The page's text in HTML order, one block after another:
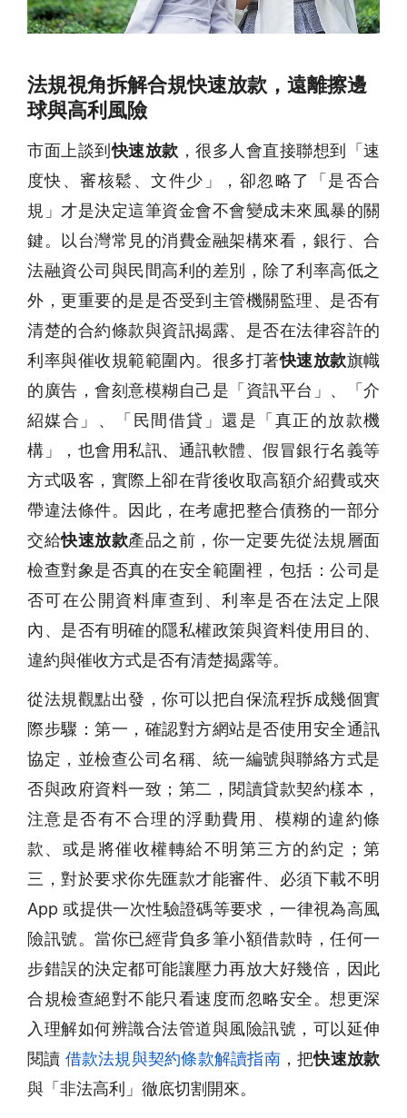
法規視角拆解合規快速放款，遠離擦邊
球與高利風險
市面上談到快速放款 ，很多人會直接聯想到「速
度快、審核鬆、文件少」，卻忽略了「是否合
規」才是決定這筆資金會不會變成未來風暴的關
鍵。以台灣常見的消費金融架構來看，銀行、合
法融資公司與民間高利的差別，除了利率高低之
外，更重要的是是否受到主管機關監理、是否有
清楚的合約條款與資訊揭露、是否在法律容許的
利率與催收規範範圍內。很多打著快速放款旗幟
的廣告，會刻意模糊自己是「資訊平台」、「介
紹媒合」、「民間借貸」還是「真正的放款機
構」，也會用私訊、通訊軟體、假冒銀行名義等
方式吸客，實際上卻在背後收取高額介紹費或夾
帶違法條件。因此，在考慮把整合債務的一部分
交給快速放款產品之前，你一定要先從法規層面
檢查對象是否真的在安全範圍裡，包括：公司是
否可在公開資料庫查到、利率是否在法定上限
內、是否有明確的隱私權政策與資料使用目的、
違約與催收方式是否有清楚揭露等。
從法規觀點出發，你可以把自保流程拆成幾個實
際步驟：第一，確認對方網站是否使用安全通訊
協定，並檢查公司名稱、統一編號與聯絡方式是
否與政府資料一致；第二，閱讀貸款契約樣本，
注意是否有不合理的浮動費用、模糊的違約條
款、或是將催收權轉給不明第三方的約定；第
三，對於要求你先匯款才能審件、必須下載不明
App 或提供一次性驗證碼等要求，一律視為高風
險訊號。當你已經背負多筆小額借款時，任何一
步錯誤的決定都可能讓壓力再放大好幾倍，因此
合規檢查絕對不能只看速度而忽略安全。想更深
入理解如何辨識合法管道與風險訊號，可以延伸
閱讀 借款法規與契約條款解讀指南，把快速放款
與「非法高利」徹底切割開來。